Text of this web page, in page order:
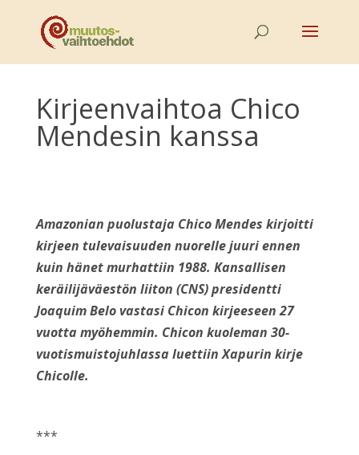
Kirjeenvaihtoa Chico
Mendesin kanssa
Amazonian puolustaja Chico Mendes kirjoitti
kirjeen tulevaisuuden nuorelle juuri ennen
kuin hänet murhattiin 1988. Kansallisen
keräilijäväestön liiton (CNS) presidentti
Joaquim Belo vastasi Chicon kirjeeseen 27
vuotta myöhemmin. Chicon kuoleman 30-
vuotismuistojuhlassa luettiin Xapurin kirje
Chicolle.
***